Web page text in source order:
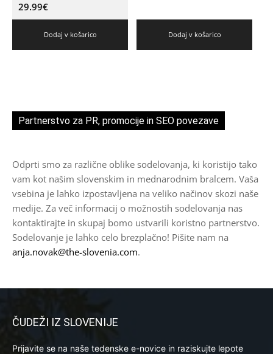
29.99€
Dodaj v košarico Dodaj v košarico
Partnerstvo za PR, promocije in SEO povezave
Odprti smo za različne oblike sodelovanja, ki koristijo tako
vam kot našim slovenskim in mednarodnim bralcem. Vaša
vsebina je lahko izpostavljena na veliko načinov skozi naše
medije. Za več informacij o možnostih sodelovanja nas
kontaktirajte in skupaj bomo ustvarili koristno partnerstvo.
Sodelovanje je lahko celo brezplačno! Pišite nam na
anja.novak@the-slovenia.com.
ČUDEŽI IZ SLOVENIJE
Prijavite se na naše tedenske e-novice in raziskujte lepote